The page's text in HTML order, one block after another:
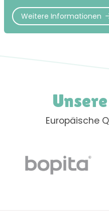
Weitere Informationen
Europäische